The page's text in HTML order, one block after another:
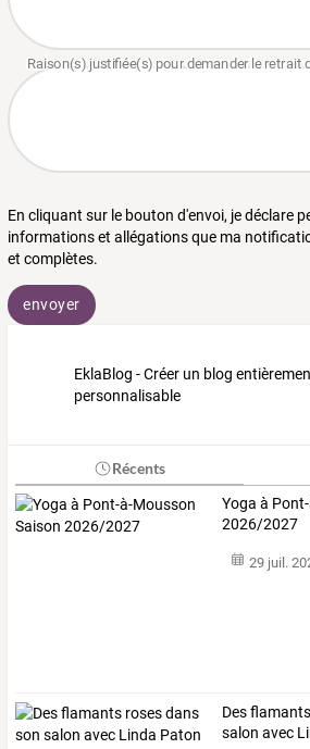
En cliquant sur le bouton d'envoi, je déclare
informations et allégations que ma
et complètes.
envoyer
EklaBlog - Créer un blog
personnalisable
Récents
Yoga à
2026/2027
29 juil.
Des
salon avec